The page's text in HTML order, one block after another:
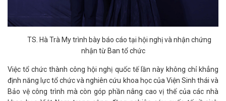
TS. Hà Trà My trình bày báo cáo tại hội nghị và nhận chứng
nhận từ Ban tổ chức
Việc tổ chức thành công hội nghị quốc tế lần này không chỉ khẳng
định năng lực tổ chức và nghiên cứu khoa học của Viện Sinh thái và
Bảo vệ công trình mà còn góp phần nâng cao vị thế của các nhà